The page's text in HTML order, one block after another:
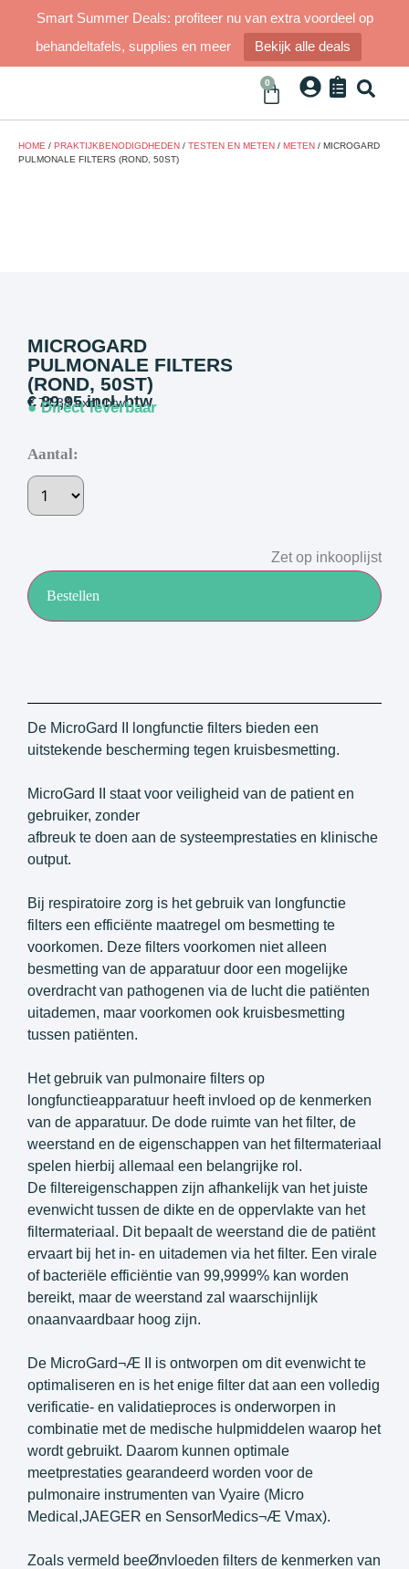
Smart Summer Deals: profiteer nu van extra voordeel op
behandeltafels, supplies en meer
Bekijk alle deals
0
HOME / PRAKTIJKBENODIGDHEDEN / TESTEN EN METEN / METEN / MICROGARD
PULMONALE FILTERS (ROND, 50ST)
MICROGARD
PULMONALE FILTERS
(ROND, 50ST)
€89,95incl. btw
€74,34excl. btw
● Direct leverbaar
Aantal:
Bestellen
Zet op inkooplijst
De MicroGard II longfunctie filters bieden een
uitstekende bescherming tegen kruisbesmetting.
MicroGard II staat voor veiligheid van de patient en
gebruiker, zonder
afbreuk te doen aan de systeemprestaties en klinische
output.
Bij respiratoire zorg is het gebruik van longfunctie
filters een efficiënte maatregel om besmetting te
voorkomen. Deze filters voorkomen niet alleen
besmetting van de apparatuur door een mogelijke
overdracht van pathogenen via de lucht die patiënten
uitademen, maar voorkomen ook kruisbesmetting
tussen patiënten.
Het gebruik van pulmonaire filters op
longfunctieapparatuur heeft invloed op de kenmerken
van de apparatuur. De dode ruimte van het filter, de
weerstand en de eigenschappen van het filtermateriaal
spelen hierbij allemaal een belangrijke rol.
De filtereigenschappen zijn afhankelijk van het juiste
evenwicht tussen de dikte en de oppervlakte van het
filtermateriaal. Dit bepaalt de weerstand die de patiënt
ervaart bij het in- en uitademen via het filter. Een virale
of bacteriële efficiëntie van 99,9999% kan worden
bereikt, maar de weerstand zal waarschijnlijk
onaanvaardbaar hoog zijn.
De MicroGard¬Æ II is ontworpen om dit evenwicht te
optimaliseren en is het enige filter dat aan een volledig
verificatie- en validatieproces is onderworpen in
combinatie met de medische hulpmiddelen waarop het
wordt gebruikt. Daarom kunnen optimale
meetprestaties gearandeerd worden voor de
pulmonaire instrumenten van Vyaire (Micro
Medical,JAEGER en SensorMedics¬Æ Vmax).
Zoals vermeld beeØnvloeden filters de kenmerken van